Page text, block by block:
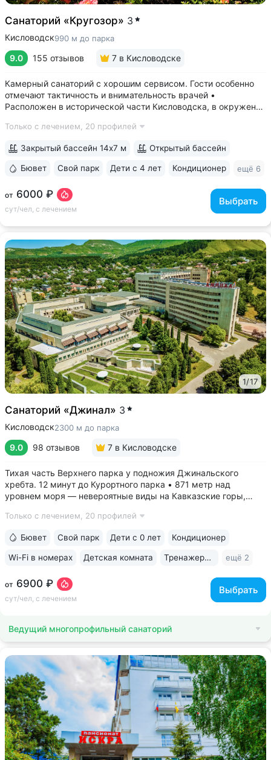
Санаторий «Кругозор» 3
Кисловодск990 м до парка
9.0 155 отзывов 7 в Кисловодске
Камерный санаторий с хорошим сервисом. Гости особенно
отмечают тактичность и внимательность врачей •
Расположен в исторической части Кисловодска, в окружении
лестницы и входа в Курортный парк • Территория 3,2 га
Только с лечением, 20 профилей
от 6000 ₽
сут/чел, с лечением
Выбрать
Закрытый бассейн 14х7 м Открытый бассейн
Бювет Свой парк Дети с 4 лет Кондиционер ещё 6
1/17
Санаторий «Джинал» 3
Кисловодск2300 м до парка
9.0 98 отзывов 7 в Кисловодске
Тихая часть Верхнего парка у подножия Джинальского
хребта. 12 минут до Курортного парка • 871 метр над
уровнем моря ­— невероятные виды на Кавказские горы,
расположены лучшие смотровые площадки Кисловодска •
Только с лечением, 20 профилей
от 6900 ₽
сут/чел, с лечением
Выбрать
Бювет Свой парк Дети с 0 лет Кондиционер
Wi-Fi в номерах Детская комната Тренажерный зал ещё 2
Ведущий многопрофильный санаторий